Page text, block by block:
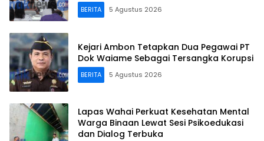
BERITA 5 Agustus 2026
Kejari Ambon Tetapkan Dua Pegawai PT
Dok Waiame Sebagai Tersangka Korupsi
BERITA 5 Agustus 2026
Lapas Wahai Perkuat Kesehatan Mental
Warga Binaan Lewat Sesi Psikoedukasi
dan Dialog Terbuka